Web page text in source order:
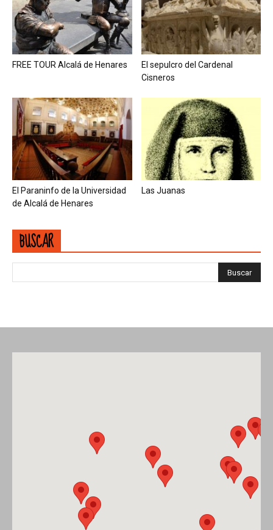
FREE TOUR Alcalá de Henares
El sepulcro del Cardenal
Cisneros
El Paraninfo de la Universidad
de Alcalá de Henares
Las Juanas
BUSCAR